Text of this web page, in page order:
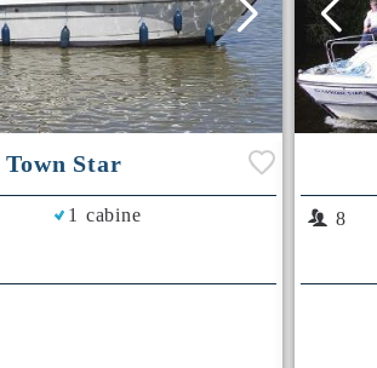
Town Star
1 cabine 8